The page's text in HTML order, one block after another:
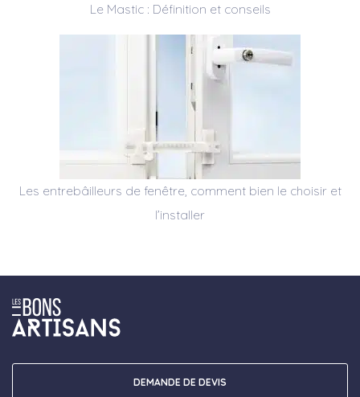
Le Mastic : Définition et conseils
Les entrebâilleurs de fenêtre, comment bien le choisir et
l’installer
DEMANDE DE DEVIS